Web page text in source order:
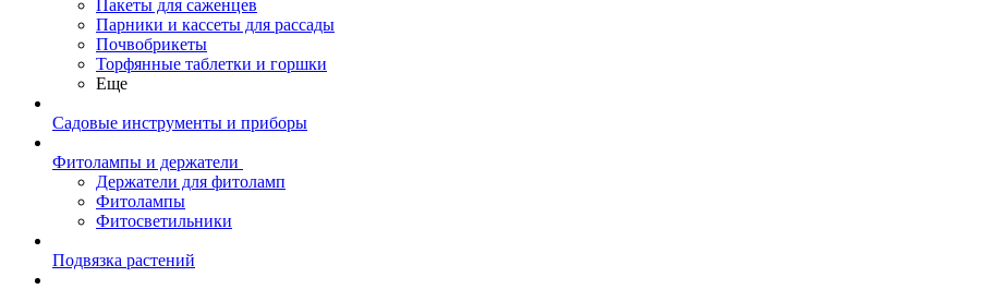
Пакеты для саженцев
Парники и кассеты для рассады
Почвобрикеты
Торфянные таблетки и горшки
Еще
Садовые инструменты и приборы
Фитолампы и держатели
Держатели для фитоламп
Фитолампы
Фитосветильники
Подвязка растений